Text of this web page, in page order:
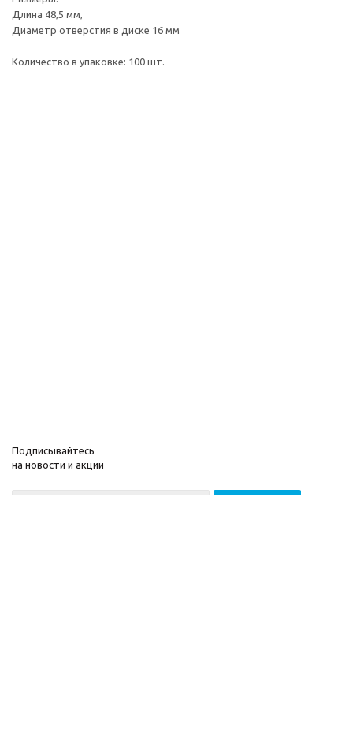
Длина 48,5 мм,
Диаметр отверстия в диске 16 мм
Количество в упаковке: 100 шт.
Подписывайтесь
на новости и акции